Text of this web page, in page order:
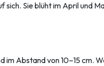
Sie blüht im April und
Abstand von 10–15 cm.